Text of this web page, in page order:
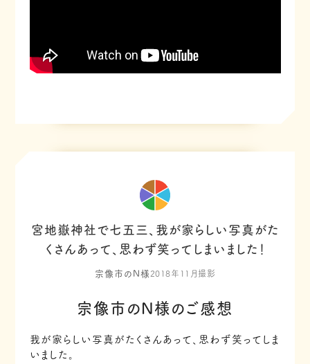
宮地嶽神社で七五三、我が家らしい写真がた
くさんあって、思わず笑ってしまいました！
宗像市のN様 2018年11月撮影
宗像市のN様のご感想
我が家らしい写真がたくさんあって、思わず笑ってしま
いました。